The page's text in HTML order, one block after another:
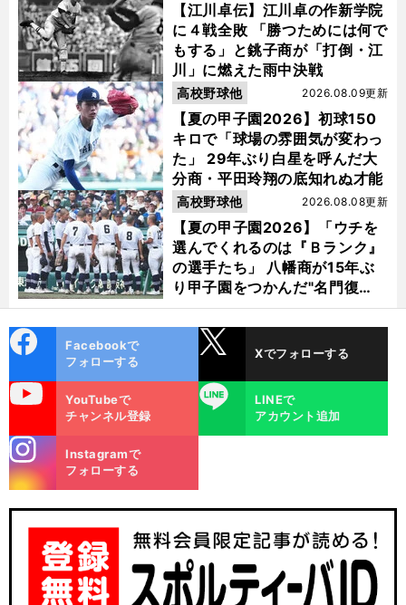
【江川卓伝】江川卓の作新学院
に４戦全敗 「勝つためには何で
もする」と銚子商が「打倒・江
川」に燃えた雨中決戦
【夏の甲子園2026】初球150
キロで「球場の雰囲気が変わっ
た」 29年ぶり白星を呼んだ大
分商・平田玲翔の底知れぬ才能
2026.08.09更新
高校野球他
【夏の甲子園2026】「ウチを
選んでくれるのは『Ｂランク』
の選手たち」 八幡商が15年ぶ
り甲子園をつかんだ"名門復
活"の舞台裏
2026.08.08更新
高校野球他
ok
Facebookで
フォローする
Xでフォローする
YouTubeで
チャンネル登録
LINE
LINEで
アカウント追加
m
Instagramで
フォローする